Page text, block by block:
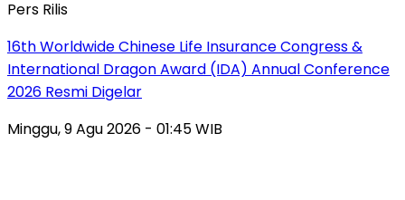
Pers Rilis
16th Worldwide Chinese Life Insurance Congress &
International Dragon Award (IDA) Annual Conference
2026 Resmi Digelar
Minggu, 9 Agu 2026 - 01:45 WIB